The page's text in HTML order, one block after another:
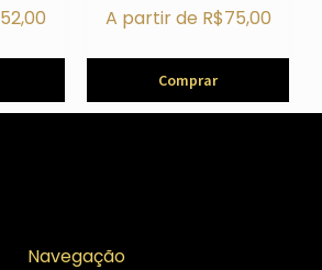
52,00 A partir de R$75,00
Comprar
Navegação